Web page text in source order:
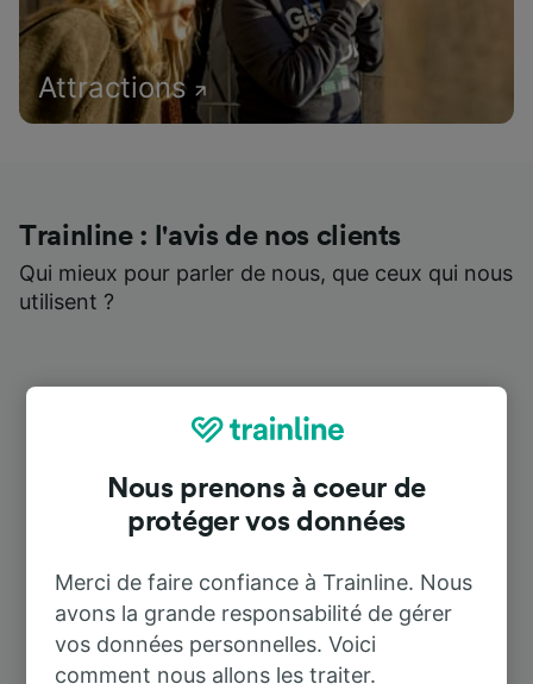
Attractions
Trainline : l'avis de nos clients
Qui mieux pour parler de nous, que ceux qui nous
utilisent ?
Nous prenons à coeur de
protéger vos données
Merci de faire confiance à Trainline. Nous
avons la grande responsabilité de gérer
vos données personnelles. Voici
comment nous allons les traiter.